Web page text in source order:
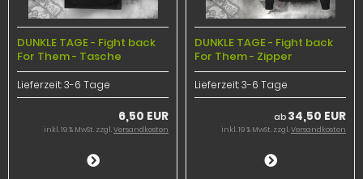
DUNKLE TAGE - Fight back
For Them - Tasche
Lieferzeit:3-6 Tage
6,50 EUR
inkl. 19 % MwSt. zzgl.Versandkosten
DUNKLE TAGE - Fight back
For Them - Zipper
Lieferzeit:3-6 Tage
ab 34,50 EUR
inkl. 19 % MwSt. zzgl.Versandkosten